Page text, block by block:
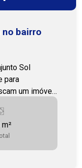
no bairro
Sol
um imóvel
diversos